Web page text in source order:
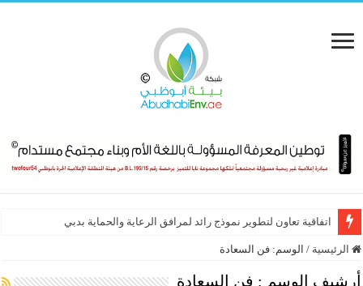
اتفاقية تعاون لتطوير نموذج رائد لمرافق الرعاية والحماية بدبي
الرئيسية / الوسم: فن السعادة
أرشيف الوسم : فن السعادة